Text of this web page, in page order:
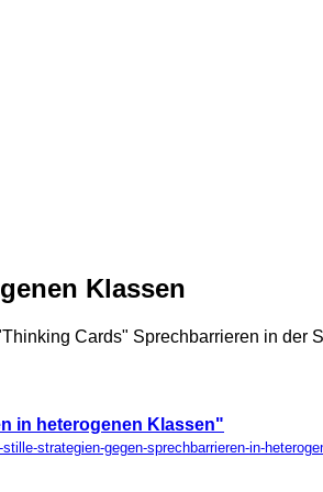
Klassen
Cards" Sprechbarrieren in der
in heterogenen Klassen"
strategien-gegen-sprechbarrieren-in-